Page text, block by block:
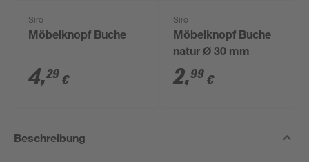
Siro
Möbelknopf Buche
4,29 €
Siro
Möbelknopf Buche
natur Ø 30 mm
2,99 €
Beschreibung